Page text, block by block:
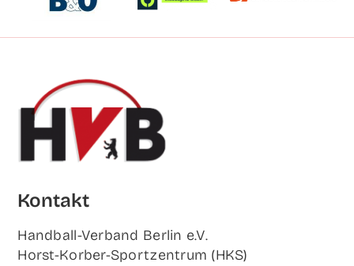
Kon­takt
Hand­ball-Ver­band Ber­lin e.V.
Horst-Korb­er-Sport­zen­trum (HKS)